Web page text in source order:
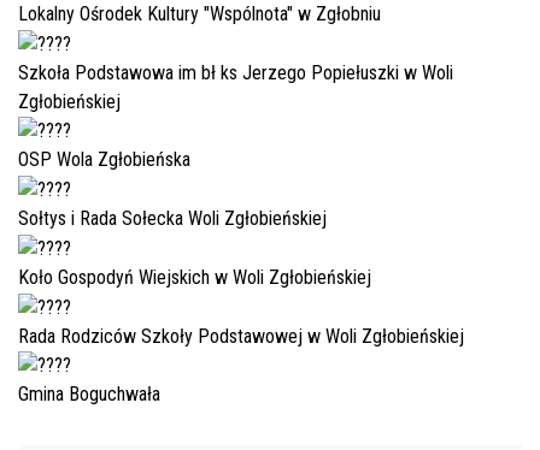
Lokalny Ośrodek Kultury "Wspólnota" w Zgłobniu
Szkoła Podstawowa im bł ks Jerzego Popiełuszki w Woli
Zgłobieńskiej
OSP Wola Zgłobieńska
Sołtys i Rada Sołecka Woli Zgłobieńskiej
Koło Gospodyń Wiejskich w Woli Zgłobieńskiej
Rada Rodziców Szkoły Podstawowej w Woli Zgłobieńskiej
Gmina Boguchwała